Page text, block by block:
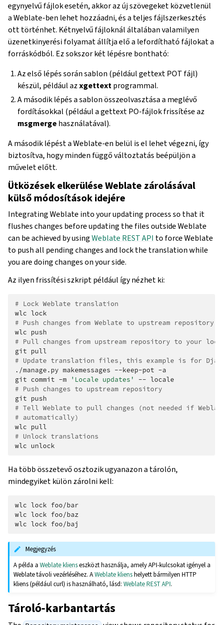
egynyelvű fájlok esetén, akkor az új szövegeket közvetlenül
a Weblate-ben lehet hozzáadni, és a teljes fájlszerkesztés
ott történhet. Kétnyelvű fájloknál általában valamilyen
üzenetkinyerési folyamat állítja elő a lefordítható fájlokat a
forráskódból. Ez sokszor két lépésre bontható:
Az első lépés során sablon (például gettext POT fájl)
készül, például azxgettextprogrammal.
A második lépés a sablon összeolvasztása a meglévő
fordításokkal (például a gettext PO-fájlok frissítése az
msgmergehasználatával).
A második lépést a Weblate-en belül is el lehet végezni, így
biztosítva, hogy minden függő változtatás beépüljön a
művelet előtt.
Ütközések elkerülése Weblate zárolásával
külső módosítások idejére
Integrating Weblate into your updating process so that it
flushes changes before updating the files outside Weblate
can be achieved by usingWeblate REST API to force Weblate
to push all pending changes and lock the translation while
you are doing changes on your side.
Az ilyen frissítési szkript például így nézhet ki:
# Lock Weblate translation
wlc
# Push changes from Weblate to upstream repository
wlc
# Pull changes from upstream repository to your
git
# Update translation files, this example is for
./manage.py makemessages --keep-pot -a
git commit -m 'Locale updates' --
# Push changes to upstream repository
git
# Tell Weblate to pull changes (not needed if
# automatically)
wlc
# Unlock translations
wlc
Ha több összetevő osztozik ugyanazon a tárolón,
mindegyiket külön zárolni kell:
wlc lock foo/bar
wlc lock foo/baz
wlc lock
Megjegyzés
A példa aWeblate klienseszközt használja, amely API-kulcsokat igényel a
Weblate távoli vezérléséhez. AWeblate klienshelyett bármilyen HTTP
kliens (például curl) is használható, lásd:Weblate REST API.
Tároló-karbantartás